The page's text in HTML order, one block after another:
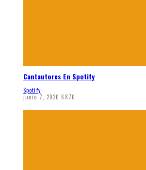
Cantautores En Spotify
Spotify
junio 7, 2020 6870